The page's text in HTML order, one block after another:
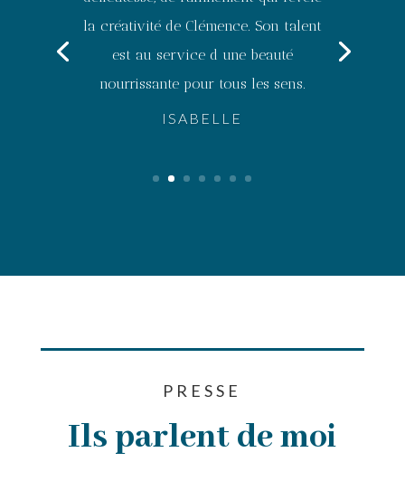
la créativité de Clémence. Son talent
est au service d une beauté
nourrissante pour tous les sens.
ISABELLE
PRESSE
Ils parlent de moi